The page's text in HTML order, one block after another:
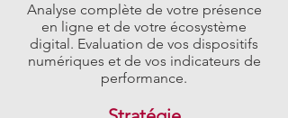
Analyse complète de votre présence
en ligne et de votre écosystème
digital. Evaluation de vos dispositifs
numériques et de vos indicateurs de
performance.